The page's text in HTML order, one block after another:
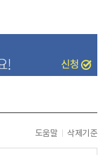
도움말 삭제기준